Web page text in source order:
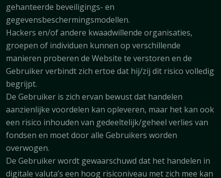
gehanteerde beveiligings- en
gegevensbeschermingsmodellen.
Hackers en/of andere kwaadwillende organisaties,
groepen of individuen kunnen op verschillende
manieren proberen de Website te verstoren en de
Gebruiker verbindt zich ertoe dat hij/zij dit risico volledig
begrijpt.
De Gebruiker is zich ervan bewust dat handelen
aanzienlijke voordelen kan opleveren, maar het kan ook
een risico inhouden van gedeeltelijk/geheel verlies van
fondsen en moet door alle Gebruikers worden
overwogen.
De Gebruiker wordt gewaarschuwd dat het handelen in
digitale valuta’s een hoog risiconiveau met zich mee kan